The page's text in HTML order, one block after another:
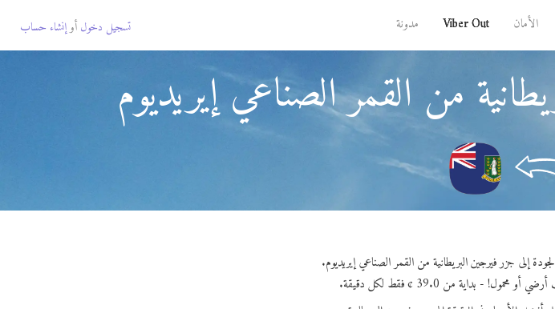
الأمان Viber Out مدونة تسجيل دخول أوإنشاء حساب
من القمر الصناعي إيريديوم
- بداية من 39.0 ¢ فقط لكل دقيقة.